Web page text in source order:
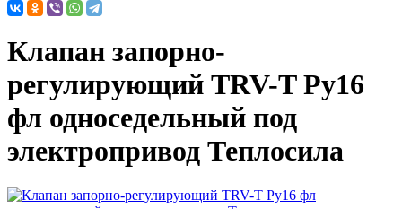
Клапан запорно-
регулирующий TRV-T Ру16
фл односедельный под
электропривод Теплосила